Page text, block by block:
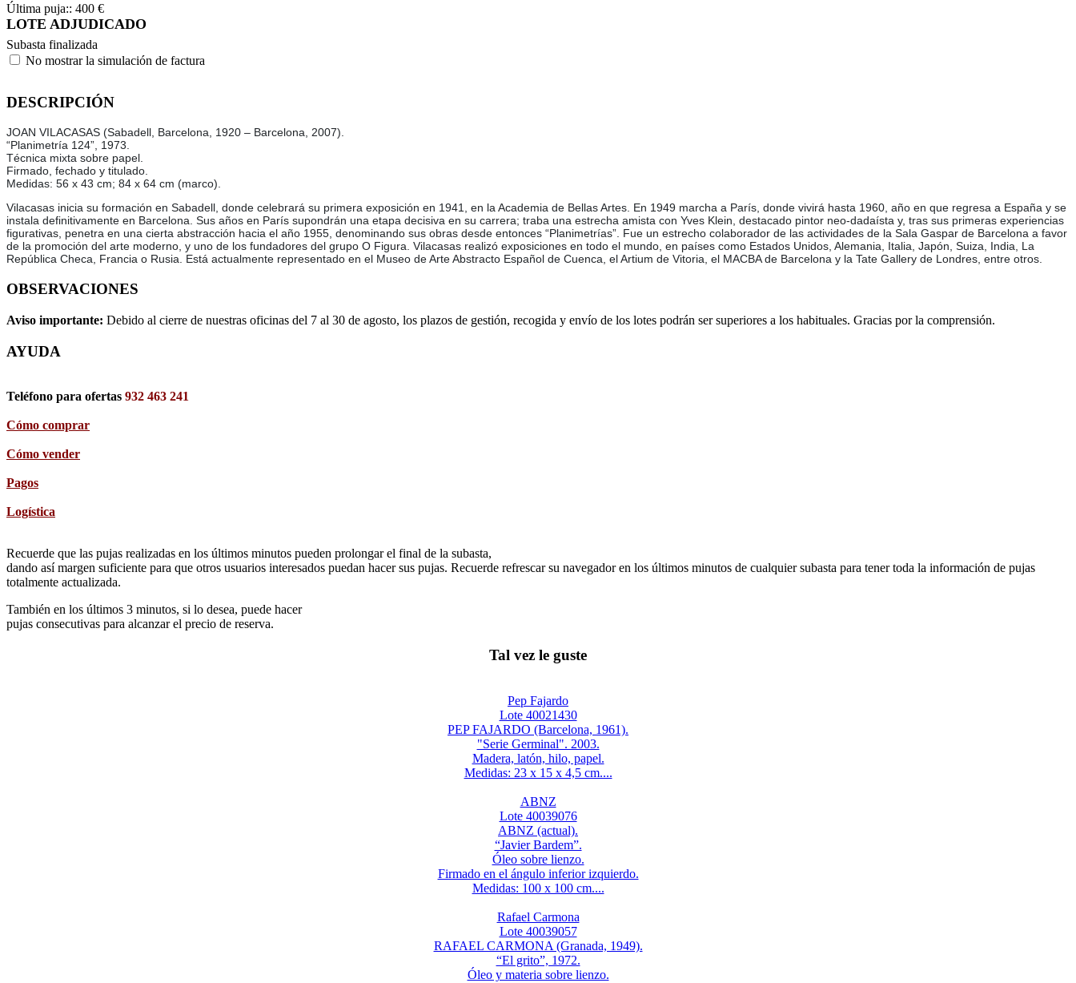
Última puja:: 400 €
LOTE ADJUDICADO
Subasta finalizada
No mostrar la simulación de factura
DESCRIPCIÓN
JOAN VILACASAS (Sabadell, Barcelona, 1920 – Barcelona, 2007).
“Planimetría 124”, 1973.
Técnica mixta sobre papel.
Firmado, fechado y titulado.
Medidas: 56 x 43 cm; 84 x 64 cm (marco).
Vilacasas inicia su formación en Sabadell, donde celebrará su primera exposición en 1941, en la Academia de Bellas Artes. En 1949 marcha a París, donde vivirá hasta 1960, año en que regresa a España y se
instala definitivamente en Barcelona. Sus años en París supondrán una etapa decisiva en su carrera; traba una estrecha amista con Yves Klein, destacado pintor neo-dadaísta y, tras sus primeras experiencias
figurativas, penetra en una cierta abstracción hacia el año 1955, denominando sus obras desde entonces “Planimetrías”. Fue un estrecho colaborador de las actividades de la Sala Gaspar de Barcelona a favor
de la promoción del arte moderno, y uno de los fundadores del grupo O Figura. Vilacasas realizó exposiciones en todo el mundo, en países como Estados Unidos, Alemania, Italia, Japón, Suiza, India, La
República Checa, Francia o Rusia. Está actualmente representado en el Museo de Arte Abstracto Español de Cuenca, el Artium de Vitoria, el MACBA de Barcelona y la Tate Gallery de Londres, entre otros.
OBSERVACIONES
Aviso importante: Debido al cierre de nuestras oficinas del 7 al 30 de agosto, los plazos de gestión, recogida y envío de los lotes podrán ser superiores a los habituales. Gracias por la comprensión.
AYUDA
Teléfono para ofertas 932 463 241
Cómo comprar
Cómo vender
Pagos
Logística
Recuerde que las pujas realizadas en los últimos minutos pueden prolongar el final de la subasta,
dando así margen suficiente para que otros usuarios interesados puedan hacer sus pujas. Recuerde refrescar su navegador en los últimos minutos de cualquier subasta para tener toda la información de pujas
totalmente actualizada.
También en los últimos 3 minutos, si lo desea, puede hacer
pujas consecutivas para alcanzar el precio de reserva.
Tal vez le guste
Pep Fajardo
Lote 40021430
PEP FAJARDO (Barcelona, 1961).
"Serie Germinal". 2003.
Madera, latón, hilo, papel.
Medidas: 23 x 15 x 4,5 cm....
ABNZ
Lote 40039076
ABNZ (actual).
“Javier Bardem”.
Óleo sobre lienzo.
Firmado en el ángulo inferior izquierdo.
Medidas: 100 x 100 cm....
Rafael Carmona
Lote 40039057
RAFAEL CARMONA (Granada, 1949).
“El grito”, 1972.
Óleo y materia sobre lienzo.